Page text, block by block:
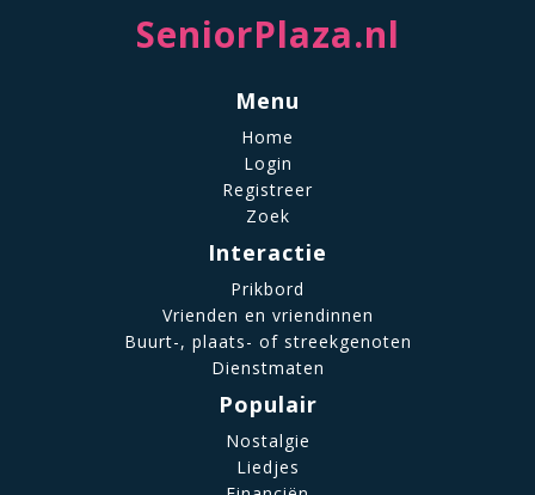
SeniorPlaza.nl
Menu
Home
Login
Registreer
Zoek
Interactie
Prikbord
Vrienden en vriendinnen
Buurt-, plaats- of streekgenoten
Dienstmaten
Populair
Nostalgie
Liedjes